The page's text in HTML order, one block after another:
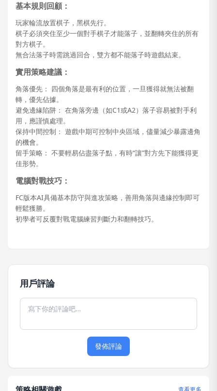
基本規則回顧：
玩家輪流放置棋子，黑棋先行。
棋子必須夾住至少一個對手棋子才能落子，並翻轉夾住的所有
對方棋子。
無合法落子時需跳過回合，雙方都不能落子時遊戲結束。
實用策略建議：
角落優先： 四個角落是最有利的位置，一旦獲得就無法被翻
轉，優先佔據。
避免邊緣陷阱： 在角落旁邊（如C1或A2）落子容易被對手利
用，應謹慎處理。
保持中間控制： 遊戲中期可控制中央區域，儘量減少暴露邊角
的機會。
留手策略： 不要輕易佔盡落子點，有時“讓”對方先下能獲得更
佳形勢。
電腦對戰技巧：
FC版本AI具備基本防守與進攻策略，善用角落與邊緣控制即可
輕鬆獲勝。
初學者可反覆對戰電腦練習判斷力和翻轉技巧。
用戶評論
發佈評論
查看更多